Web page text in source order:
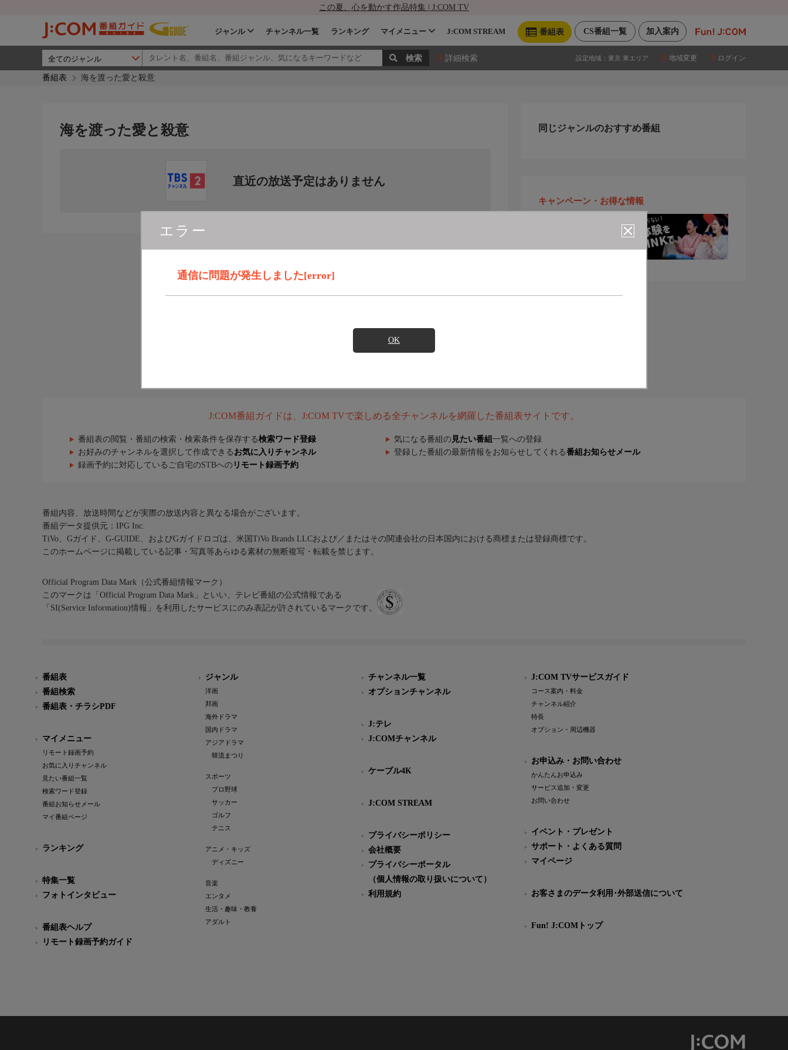
この夏、心を動かす作品特集 | J:COM TV
加入案内
CS番組一覧
番組表
ジャンル チャンネル一覧 ランキング マイメニュー J:COM STREAM
詳細検索 設定地域： 東京 東エリア 地域変更 ログイン
番組表 海を渡った愛と殺意
エラー
通信に問題が発生しました[error]
OK
海を渡った愛と殺意
直近の放送予定はありません
同じジャンルのおすすめ番組
キャンペーン・お得な情報
J:COM番組ガイドは、J:COM TVで楽しめる全チャンネルを網羅した番組表サイトです。
番組表の閲覧・番組の検索・検索条件を保存する検索ワード登録 気になる番組の 見たい番組 一覧への登録
お好みのチャンネルを選択して作成できる お気に入りチャンネル 登録した番組の最新情報をお知らせしてくれる番組お知らせメール
録画予約に対応しているご自宅のSTBへの リモート録画予約
番組内容、放送時間などが実際の放送内容と異なる場合がございます。
番組データ提供元：IPG Inc.
TiVo、Gガイド、G-GUIDE、およびGガイドロゴは、米国TiVo Brands LLCおよび／またはその関連会社の日本国内における商標または登録商標です。
このホームページに掲載している記事・写真等あらゆる素材の無断複写・転載を禁じます。
Official Program Data Mark（公式番組情報マーク）
このマークは「Official Program Data Mark」といい、テレビ番組の公式情報である
「SI(Service Information)情報」を利用したサービスにのみ表記が許されているマークです。
番組表
番組検索
番組表・チラシPDF
マイメニュー
リモート録画予約
お気に入りチャンネル
見たい番組一覧
検索ワード登録
番組お知らせメール
マイ番組ページ
ランキング
特集一覧
フォトインタビュー
番組表ヘルプ
リモート録画予約ガイド
ジャンル
洋画
邦画
海外ドラマ
国内ドラマ
アジアドラマ
韓流まつり
スポーツ
プロ野球
サッカー
ゴルフ
テニス
アニメ・キッズ
ディズニー
音楽
エンタメ
生活・趣味・教養
アダルト
チャンネル一覧
オプションチャンネル
J:テレ
J:COMチャンネル
ケーブル4K
J:COM STREAM
プライバシーポリシー
会社概要
プライバシーポータル
（個人情報の取り扱いについて）
利用規約
J:COM TVサービスガイド
コース案内・料金
チャンネル紹介
特長
オプション・周辺機器
お申込み・お問い合わせ
かんたんお申込み
サービス追加・変更
お問い合わせ
イベント・プレゼント
サポート・よくある質問
マイページ
お客さまのデータ利用･外部送信について
Fun! J:COMトップ